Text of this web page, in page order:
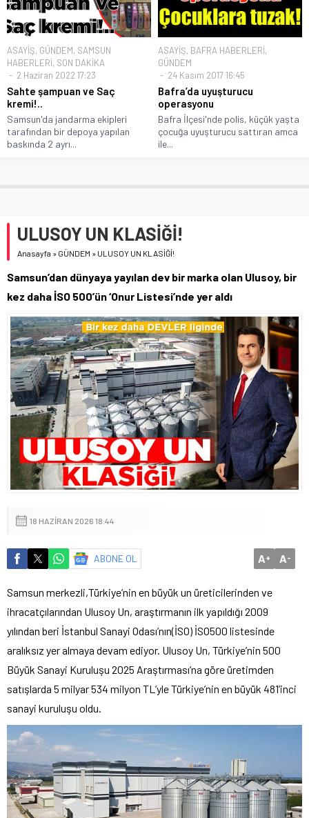
ASAYİŞ, GÜNDEM, SAMSUN
HABERLERİ, SON DAKİKA
2 Haziran 2022 17:23
Sahte şampuan ve Saç
kremi!..
Samsun'da jandarma ekipleri
tarafından bir depoya yapılan
baskında 2 ayrı...
ASAYİŞ, BAFRA HABERLERİ,
GÜNDEM
24 Kasım 2017 16:45
Bafra’da uyuşturucu
operasyonu
Bafra İlçesi'nde polis, küçük yaşta
çocuğa uyuşturucu sattıran amca
ile...
ULUSOY UN KLASİĞİ!
Anasayfa » GÜNDEM » ULUSOY UN KLASİĞİ!
Samsun’dan dünyaya yayılan dev bir marka olan Ulusoy, bir
kez daha İSO 500’ün ‘Onur Listesi’nde yer aldı
18 HAZIRAN 2026 18:44
ABONE OL A+ A-
Samsun merkezli,Türkiye’nin en büyük un üreticilerinden ve
ihracatçılarından Ulusoy Un, araştırmanın ilk yapıldığı 2009
yılından beri İstanbul Sanayi Odası’nın(İSO) İSO500 listesinde
aralıksız yer almaya devam ediyor. Ulusoy Un, Türkiye’nin 500
Büyük Sanayi Kuruluşu 2025 Araştırması’na göre üretimden
satışlarda 5 milyar 534 milyon TL’yle Türkiye’nin en büyük 481’inci
sanayi kuruluşu oldu.